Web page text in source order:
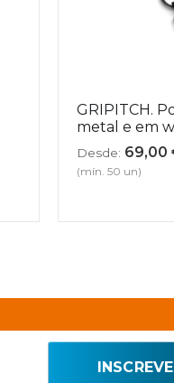
GRIPITCH.
metal e em
Desde: 69,00
(mín. 50 un)